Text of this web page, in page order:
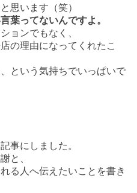
思います（笑）
葉ってないんですよ。
ョンでもなく、
の理由になってくれたこ
という気持ちでいっぱいで
事にしました。
と、
る人へ伝えたいことを書き